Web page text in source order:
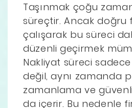
Taşınmak çoğu
süreçtir. Ancak doğru
çalışarak bu süreci
düzenli geçirmek
Nakliyat süreci
değil, aynı zamanda
zamanlama ve
da içerir. Bu nedenle